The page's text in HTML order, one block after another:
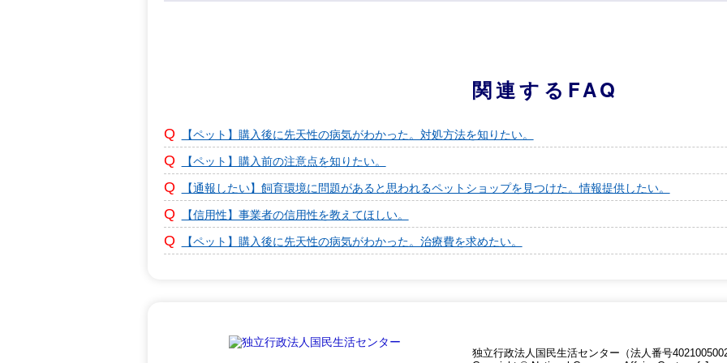
関連するFAQ
【ペット】購入後に先天性の病気がわかった。対処方法を知りたい。
【ペット】購入前の注意点を知りたい。
【通報したい】飼育環境に問題があると思われるペットショップを見つけた。情報提供したい。
【信用性】事業者の信用性を教えてほしい。
【ペット】購入後に先天性の病気がわかった。治療費を求めたい。
独立行政法人国民生活センター（法人番号